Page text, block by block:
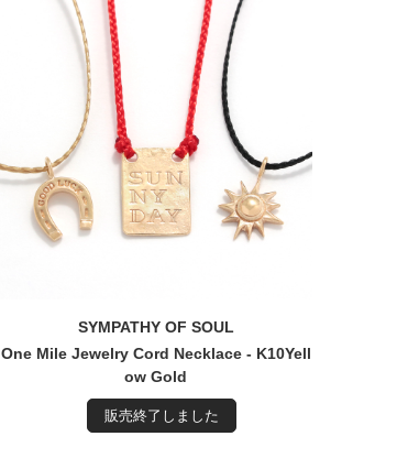
SYMPATHY OF SOUL
One Mile Jewelry Cord Necklace - K10Yell
ow Gold
販売終了しました